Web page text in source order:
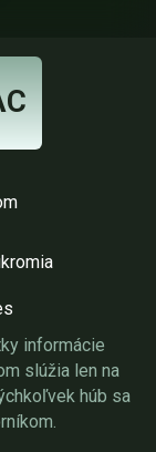
informácie
slúžia len na
húb sa